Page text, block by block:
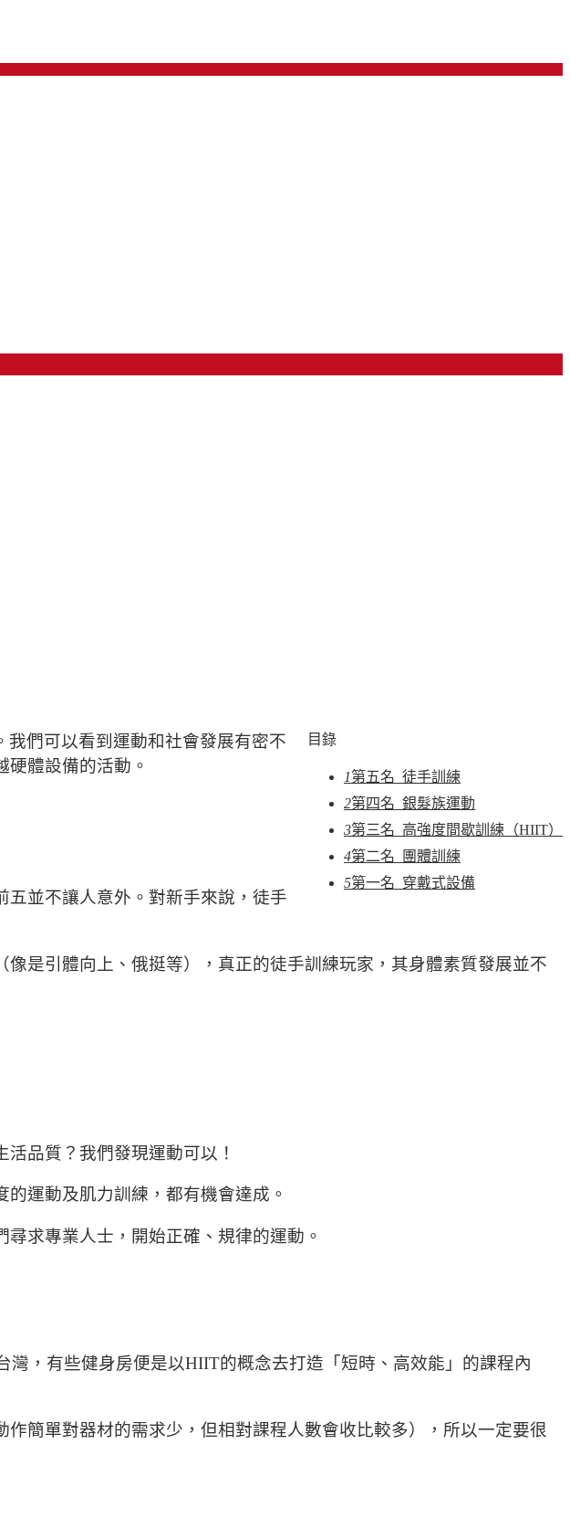
目錄
1第五名 徒手訓練
2第四名 銀髮族運動
3第三名 高強度間歇訓練（HIIT）
4第二名 團體訓練
5第一名 穿戴式設備
們可以看到運動和社會發展有密不
體設備的活動。
並不讓人意外。對新手來說，徒手
是引體向上、俄挺等），真正的徒手訓練玩家，其身體素質發展並不
品質？我們發現運動可以！
運動及肌力訓練，都有機會達成。
求專業人士，開始正確、規律的運動。
，有些健身房便是以HIIT的概念去打造「短時、高效能」的課程內
簡單對器材的需求少，但相對課程人數會收比較多），所以一定要很